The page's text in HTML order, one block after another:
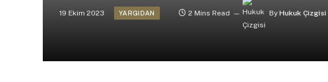
19 Ekim 2023 YARGIDAN 2 Mins Read By Hukuk Çizgisi